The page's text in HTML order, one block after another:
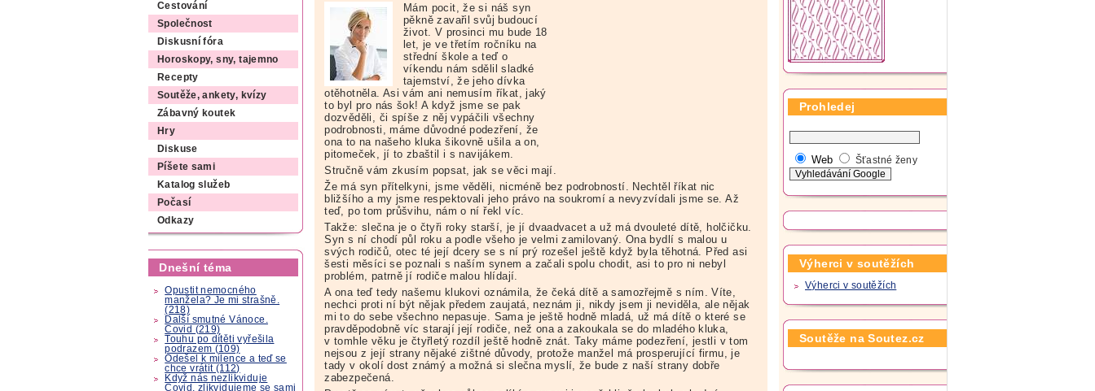
Cestování
Společnost
Diskusní fóra
Horoskopy, sny, tajemno
Recepty
Soutěže, ankety, kvízy
Zábavný koutek
Hry
Diskuse
Píšete sami
Katalog služeb
Počasí
Odkazy
Dnešní téma
Opustit nemocného
manžela? Je mi strašně.
(218)
Další smutné Vánoce.
Covid (219)
Touhu po dítěti vyřešila
podrazem (109)
Odešel k milence a teď se
chce vrátit (112)
Když nás nezlikviduje
Covid, zlikvidujeme se sami
Mám pocit, že si náš syn
pěkně zavařil svůj budoucí
život. V prosinci mu bude 18
let, je ve třetím ročníku na
střední škole a teď o
víkendu nám sdělil sladké
tajemství, že jeho dívka
otěhotněla. Asi vám ani nemusím říkat, jaký
to byl pro nás šok! A když jsme se pak
dozvěděli, či spíše z něj vypáčili všechny
podrobnosti, máme důvodné podezření, že
ona to na našeho kluka šikovně ušila a on,
pitomeček, jí to zbaštil i s navijákem.
Stručně vám zkusím popsat, jak se věci mají.
Že má syn přítelkyni, jsme věděli, nicméně bez podrobností. Nechtěl říkat nic
bližšího a my jsme respektovali jeho právo na soukromí a nevyzvídali jsme se. Až
teď, po tom průšvihu, nám o ní řekl víc.
Takže: slečna je o čtyři roky starší, je jí dvaadvacet a už má dvouleté dítě, holčičku.
Syn s ní chodí půl roku a podle všeho je velmi zamilovaný. Ona bydlí s malou u
svých rodičů, otec té její dcery se s ní prý rozešel ještě když byla těhotná. Před asi
šesti měsíci se poznali s naším synem a začali spolu chodit, asi to pro ni nebyl
problém, patrně jí rodiče malou hlídají.
A ona teď tedy našemu klukovi oznámila, že čeká dítě a samozřejmě s ním. Víte,
nechci proti ní být nějak předem zaujatá, neznám ji, nikdy jsem ji neviděla, ale nějak
mi to do sebe všechno nepasuje. Sama je ještě hodně mladá, už má dítě o které se
pravděpodobně víc starají její rodiče, než ona a zakoukala se do mladého kluka,
v tomhle věku je čtyřletý rozdíl ještě hodně znát. Taky máme podezření, jestli v tom
nejsou z její strany nějaké zištné důvody, protože manžel má prosperující firmu, je
tady v okolí dost známý a možná si slečna myslí, že bude z naší strany dobře
zabezpečená.
Prohledej
Web Šťastné ženy
Výherci v soutěžích
Výherci v soutěžích
Soutěže na Soutez.cz